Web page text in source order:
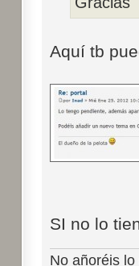
Aquí tb
SI no lo
No añoréis